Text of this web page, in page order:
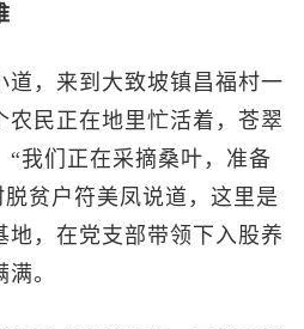
，来到大致坡镇昌福村一
农民正在地里忙活着，苍翠
“我们正在采摘桑叶，准备
贫户符美凤说道，这里是
地，在党支部带领下入股养
。